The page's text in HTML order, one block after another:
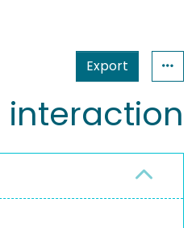
Export